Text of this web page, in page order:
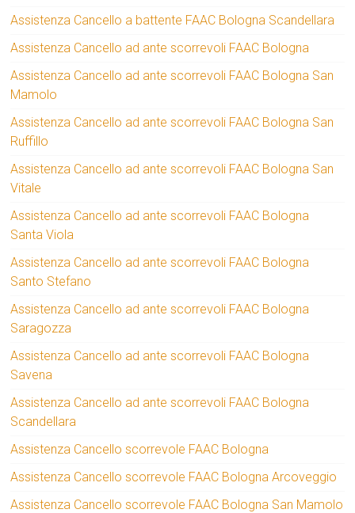
Assistenza Cancello a battente FAAC Bologna Scandellara
Assistenza Cancello ad ante scorrevoli FAAC Bologna
Assistenza Cancello ad ante scorrevoli FAAC Bologna San
Mamolo
Assistenza Cancello ad ante scorrevoli FAAC Bologna San
Ruffillo
Assistenza Cancello ad ante scorrevoli FAAC Bologna San
Vitale
Assistenza Cancello ad ante scorrevoli FAAC Bologna
Santa Viola
Assistenza Cancello ad ante scorrevoli FAAC Bologna
Santo Stefano
Assistenza Cancello ad ante scorrevoli FAAC Bologna
Saragozza
Assistenza Cancello ad ante scorrevoli FAAC Bologna
Savena
Assistenza Cancello ad ante scorrevoli FAAC Bologna
Scandellara
Assistenza Cancello scorrevole FAAC Bologna
Assistenza Cancello scorrevole FAAC Bologna Arcoveggio
Assistenza Cancello scorrevole FAAC Bologna San Mamolo